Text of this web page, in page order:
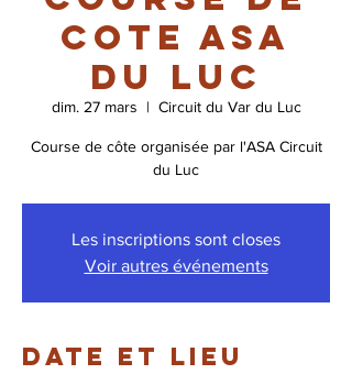
COTE ASA
DU LUC
dim. 27 mars
  |
Circuit du Var du Luc
Course de côte organisée par l'ASA Circuit
du Luc
Les inscriptions sont closes
Voir autres événements
Date et lieu